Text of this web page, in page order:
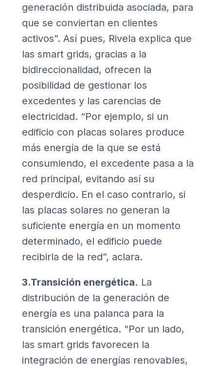
generación distribuida asociada, para
que se conviertan en clientes
activos”. Así pues, Rivela explica que
las smart grids, gracias a la
bidireccionalidad, ofrecen la
posibilidad de gestionar los
excedentes y las carencias de
electricidad. “Por ejemplo, si un
edificio con placas solares produce
más energía de la que se está
consumiendo, el excedente pasa a la
red principal, evitando así su
desperdicio. En el caso contrario, si
las placas solares no generan la
suficiente energía en un momento
determinado, el edificio puede
recibirla de la red”, aclara.
3.Transición energética. La
distribución de la generación de
energía es una palanca para la
transición energética. “Por un lado,
las smart grids favorecen la
integración de energías renovables,